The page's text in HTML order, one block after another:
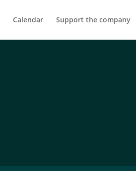
Calendar Support the company